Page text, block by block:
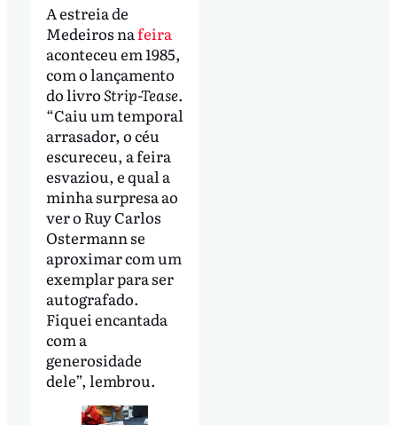
A estreia de
Medeiros na feira
aconteceu em 1985,
com o lançamento
do livroStrip-Tease.
“Caiu um temporal
arrasador, o céu
escureceu, a feira
esvaziou, e qual a
minha surpresa ao
ver o Ruy Carlos
Ostermann se
aproximar com um
exemplar para ser
autografado.
Fiquei encantada
com a
generosidade
dele”, lembrou.